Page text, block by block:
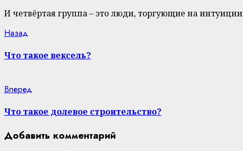
И четвёртая группа – это люди, торгующие на
Continue
Reading
Назад
Что такое вексель?
Вперед
Что такое долевое строительство?
Добавить комментарий